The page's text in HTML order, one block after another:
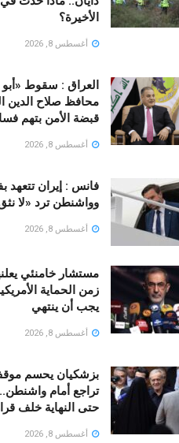
الأخيرة؟
أغسطس 8, 2026
العراق : سقوط
محافظ صلاح الدين
قبضة الأمن بتهم
أغسطس 8, 2026
فانس : إيران تتعهد
وواشنطن ترد «لا
أغسطس 8, 2026
مستشار خامنئي
زمن الحماية
يجب أن ينتهي
أغسطس 8, 2026
بزشكيان يحسم
تراجع أمام
حتى النهاية خلف
أغسطس 8, 2026